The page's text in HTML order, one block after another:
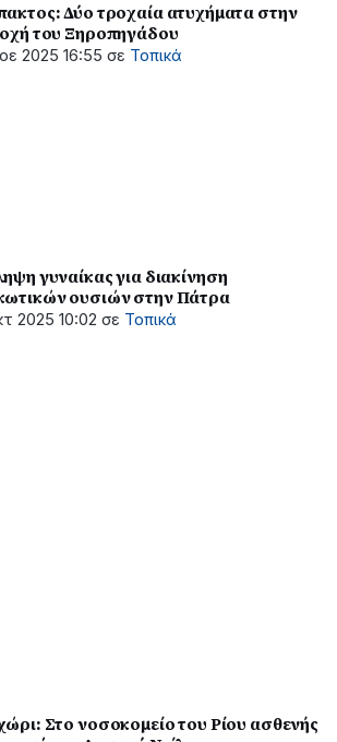
Δύο τροχαία ατυχήματα στην
του Ξηροπηγάδου
2025 16:55 σε Τοπικά
γυναίκας για διακίνηση
ουσιών στην Πάτρα
2025 10:02 σε Τοπικά
Στο νοσοκομείο του Ρίου ασθενής